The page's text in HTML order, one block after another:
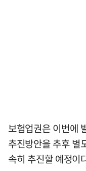
보험업권은 이번에
추진방안을 추후 별
속히 추진할 예정이